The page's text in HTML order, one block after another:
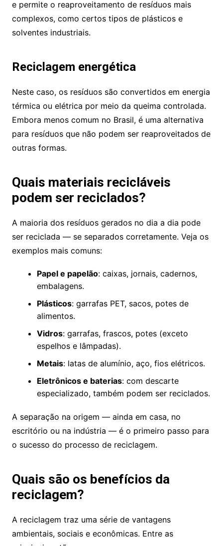
e permite o reaproveitamento de resíduos mais
complexos, como certos tipos de plásticos e
solventes industriais.
Reciclagem energética
Neste caso, os resíduos são convertidos em energia
térmica ou elétrica por meio da queima controlada.
Embora menos comum no Brasil, é uma alternativa
para resíduos que não podem ser reaproveitados de
outras formas.
Quais materiais recicláveis
podem ser reciclados?
A maioria dos resíduos gerados no dia a dia pode
ser reciclada — se separados corretamente. Veja os
exemplos mais comuns:
Papel e papelão: caixas, jornais, cadernos,
embalagens.
Plásticos: garrafas PET, sacos, potes de
alimentos.
Vidros: garrafas, frascos, potes (exceto
espelhos e lâmpadas).
Metais: latas de alumínio, aço, fios elétricos.
Eletrônicos e baterias: com descarte
especializado, também podem ser reciclados.
A separação na origem — ainda em casa, no
escritório ou na indústria — é o primeiro passo para
o sucesso do processo de reciclagem.
Quais são os benefícios da
reciclagem?
A reciclagem traz uma série de vantagens
ambientais, sociais e econômicas. Entre as